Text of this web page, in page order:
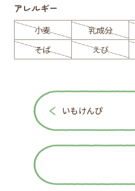
アレルギー
小麦 乳成分
そば
えび
いもけんぴ